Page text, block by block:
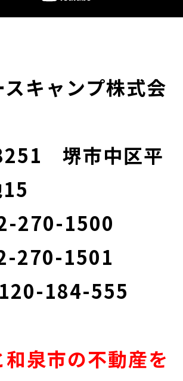
キャンプ株式会
堺市中区平
270-1500
270-1501
184-555
泉市の不動産を